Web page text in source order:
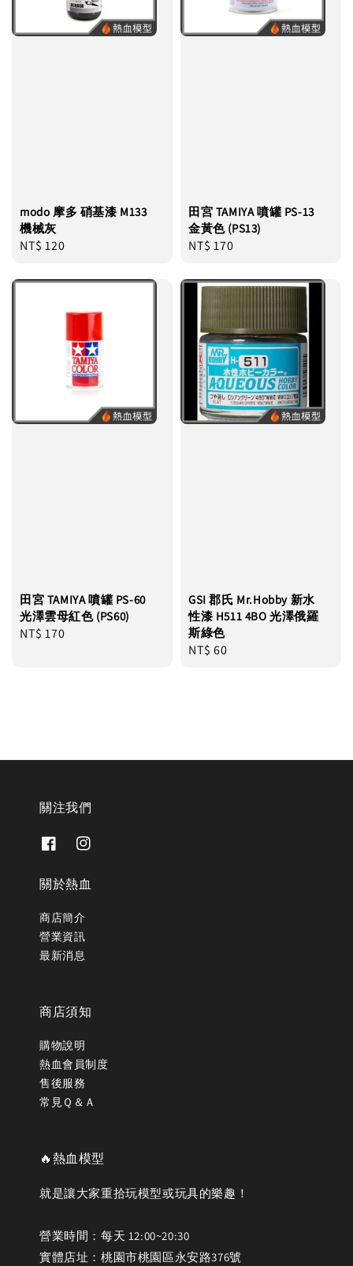
modo 摩多 硝基漆 M133
機械灰
Regular
NT$ 120
田宮 TAMIYA 噴罐 PS-13
金黃色 (PS13)
Regular
NT$ 170
田宮 TAMIYA 噴罐 PS-60
光澤雲母紅色 (PS60)
Regular
NT$ 170
GSI 郡氏 Mr.Hobby 新水
性漆 H511 4BO 光澤俄羅
斯綠色
Regular
NT$ 60
關注我們
關於熱血
商店簡介
營業資訊
最新消息
商店須知
購物說明
熱血會員制度
售後服務
常見Ｑ＆Ａ
🔥熱血模型
就是讓大家重拾玩模型或玩具的樂趣！
營業時間：每天 12:00~20:30
實體店址：桃園市桃園區永安路376號